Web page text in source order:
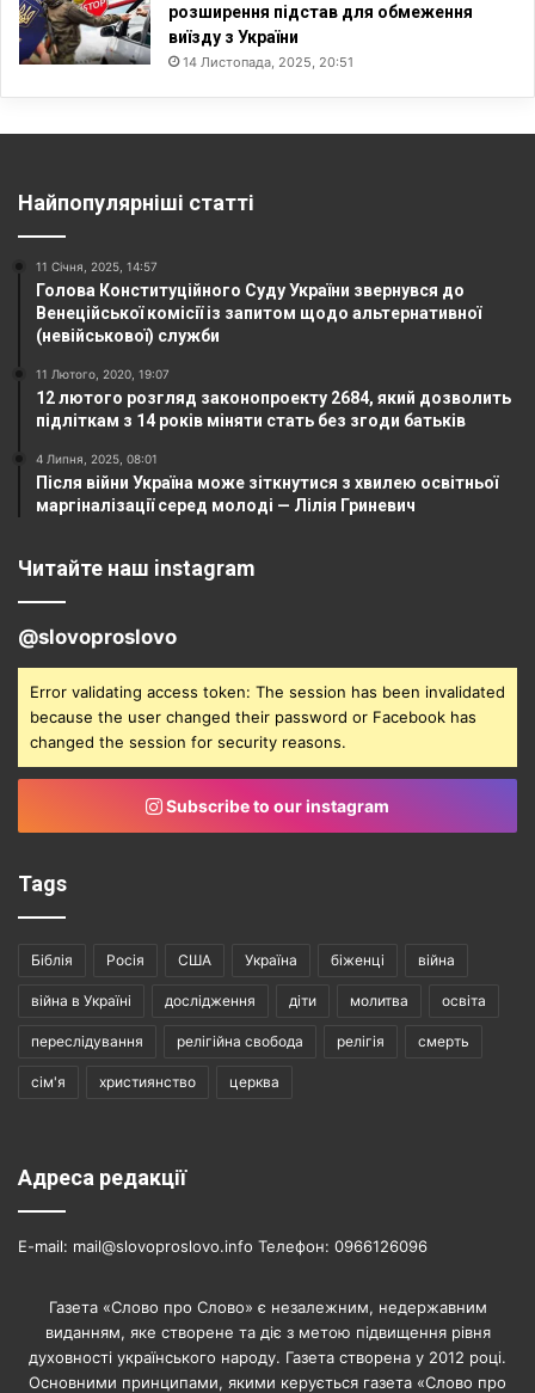
розширення підстав для обмеження
виїзду з України
14 Листопада, 2025, 20:51
Найпопулярніші статті
11 Січня, 2025, 14:57
Голова Конституційного Суду України звернувся до
Венеційської комісії із запитом щодо альтернативної
(невійськової) служби
11 Лютого, 2020, 19:07
12 лютого розгляд законопроекту 2684, який дозволить
підліткам з 14 років міняти стать без згоди батьків
4 Липня, 2025, 08:01
Після війни Україна може зіткнутися з хвилею освітньої
маргіналізації серед молоді — Лілія Гриневич
Читайте наш instagram
@slovoproslovo
Error validating access token: The session has been invalidated
because the user changed their password or Facebook has
changed the session for security reasons.
Subscribe to our instagram
Tags
Біблія Росія США Україна біженці війна
війна в Україні дослідження діти молитва освіта
переслідування релігійна свобода релігія смерть
сім'я християнство церква
Адреса редакції
E-mail: mail@slovoproslovo.info Телефон: 0966126096
Газета «Слово про Слово» є незалежним, недержавним
виданням, яке створене та діє з метою підвищення рівня
духовності українського народу. Газета створена у 2012 році.
Основними принципами, якими керується газета «Слово про